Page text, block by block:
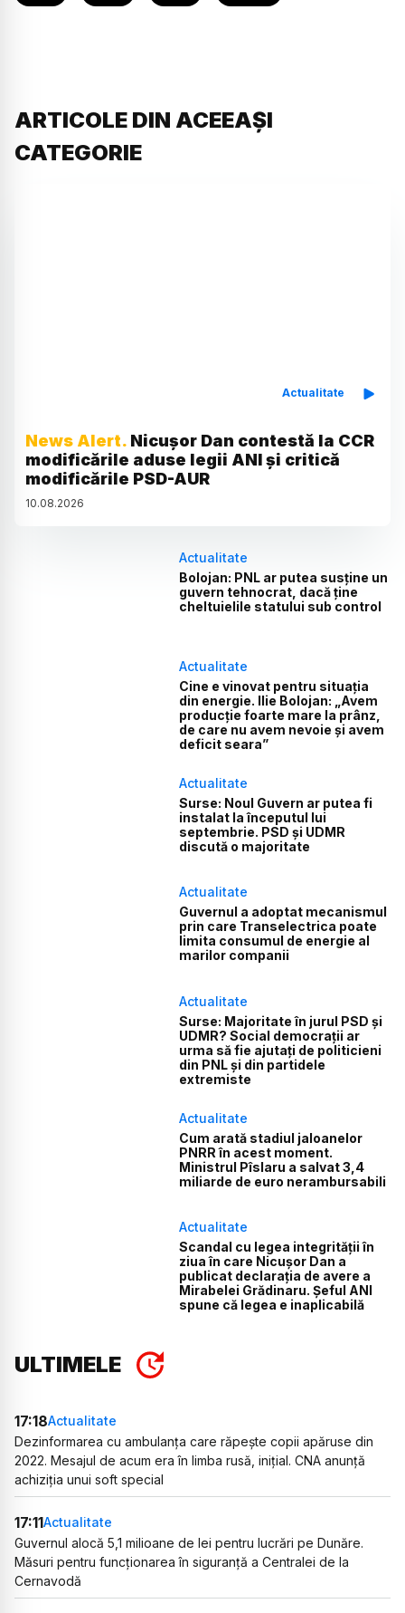
ARTICOLE DIN ACEEAȘI
CATEGORIE
Actualitate
News Alert. Nicușor Dan contestă la CCR
modificările aduse legii ANI și critică
modificările PSD-AUR
10.08.2026
Actualitate
Bolojan: PNL ar putea susține un
guvern tehnocrat, dacă ține
cheltuielile statului sub control
Actualitate
Cine e vinovat pentru situația
din energie. Ilie Bolojan: „Avem
producție foarte mare la prânz,
de care nu avem nevoie și avem
deficit seara”
Actualitate
Surse: Noul Guvern ar putea fi
instalat la începutul lui
septembrie. PSD și UDMR
discută o majoritate
Actualitate
Guvernul a adoptat mecanismul
prin care Transelectrica poate
limita consumul de energie al
marilor companii
Actualitate
Surse: Majoritate în jurul PSD și
UDMR? Social democrații ar
urma să fie ajutați de politicieni
din PNL și din partidele
extremiste
Actualitate
Cum arată stadiul jaloanelor
PNRR în acest moment.
Ministrul Pîslaru a salvat 3,4
miliarde de euro nerambursabili
Actualitate
Scandal cu legea integrității în
ziua în care Nicușor Dan a
publicat declarația de avere a
Mirabelei Grădinaru. Șeful ANI
spune că legea e inaplicabilă
ULTIMELE
17:18Actualitate
Dezinformarea cu ambulanța care răpește copii apăruse din
2022. Mesajul de acum era în limba rusă, inițial. CNA anunță
achiziția unui soft special
17:11Actualitate
Guvernul alocă 5,1 milioane de lei pentru lucrări pe Dunăre.
Măsuri pentru funcționarea în siguranță a Centralei de la
Cernavodă